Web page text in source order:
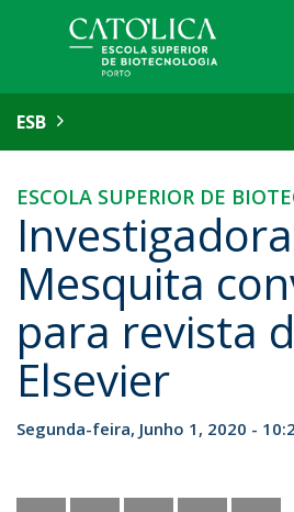
ESB
ESCOLA SUPERIOR DE
Mesquita
para revista
Elsevier
Segunda-feira, Junho 1, 2020 -